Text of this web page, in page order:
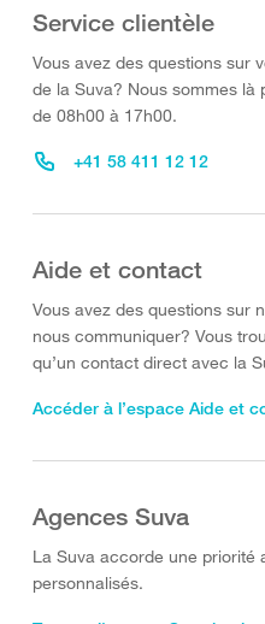
Service clientèle
Vous avez des questions sur
de la Suva? Nous sommes là
de 08h00 à 17h00.
+41 58 411 12 12
Aide et contact
Vous avez des questions sur
nous communiquer? Vous
qu’un contact direct avec la
Accéder à l’espace Aide et
Agences Suva
La Suva accorde une priorité
personnalisés.